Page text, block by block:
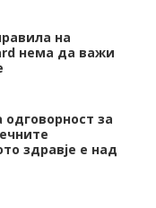
на
нема да важи
за
здравје е над